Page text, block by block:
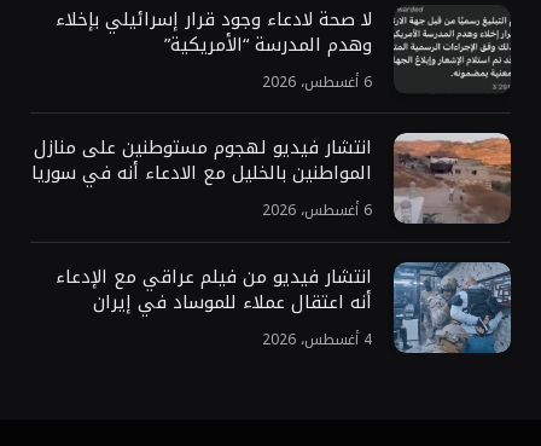
لا صحة لادعاء وجود قرار إسرائيلي بإخلاء
وهدم المدرسة “الأمريكية”
6 أغسطس، 2026
انتشار فيديو لهجوم مستوطنين على منازل
المواطنين بالخليل مع الادعاء أنه في سوريا
6 أغسطس، 2026
انتشار فيديو من فيلم عراقي مع الإدعاء
أنه اعتقال عملاء للموساد في إيران
4 أغسطس، 2026